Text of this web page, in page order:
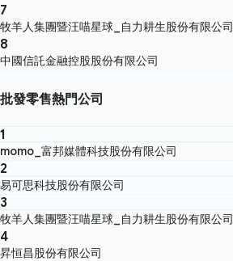
7
牧羊人集團暨汪喵星球_自力耕生股份有限公司
8
中國信託金融控股股份有限公司
批發零售熱門公司
1
momo_富邦媒體科技股份有限公司
2
易可思科技股份有限公司
3
牧羊人集團暨汪喵星球_自力耕生股份有限公司
4
昇恒昌股份有限公司